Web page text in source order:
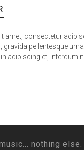
amet, consectetur
pellentesque
adipiscing et, interdum
nothing else.